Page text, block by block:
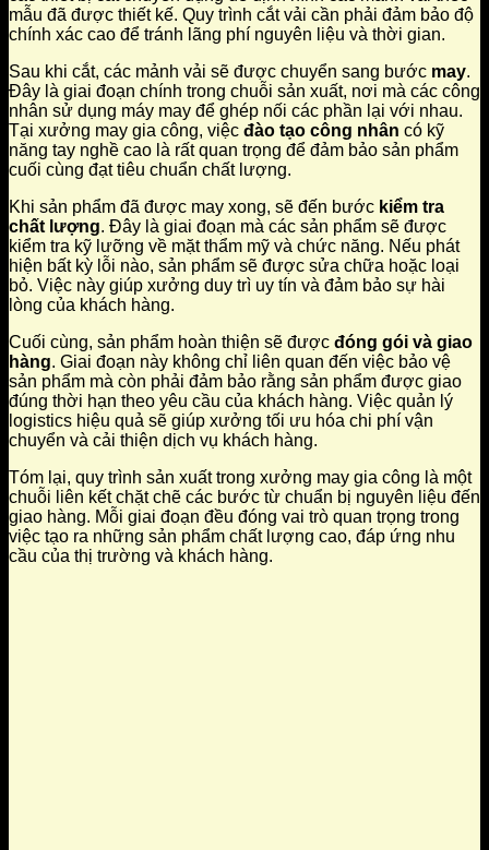
mẫu đã được thiết kế. Quy trình cắt vải cần phải đảm bảo độ
chính xác cao để tránh lãng phí nguyên liệu và thời gian.
Sau khi cắt, các mảnh vải sẽ được chuyển sang bước may.
Đây là giai đoạn chính trong chuỗi sản xuất, nơi mà các công
nhân sử dụng máy may để ghép nối các phần lại với nhau.
Tại xưởng may gia công, việc đào tạo công nhân có kỹ
năng tay nghề cao là rất quan trọng để đảm bảo sản phẩm
cuối cùng đạt tiêu chuẩn chất lượng.
Khi sản phẩm đã được may xong, sẽ đến bước kiểm tra
chất lượng. Đây là giai đoạn mà các sản phẩm sẽ được
kiểm tra kỹ lưỡng về mặt thẩm mỹ và chức năng. Nếu phát
hiện bất kỳ lỗi nào, sản phẩm sẽ được sửa chữa hoặc loại
bỏ. Việc này giúp xưởng duy trì uy tín và đảm bảo sự hài
lòng của khách hàng.
Cuối cùng, sản phẩm hoàn thiện sẽ được đóng gói và giao
hàng. Giai đoạn này không chỉ liên quan đến việc bảo vệ
sản phẩm mà còn phải đảm bảo rằng sản phẩm được giao
đúng thời hạn theo yêu cầu của khách hàng. Việc quản lý
logistics hiệu quả sẽ giúp xưởng tối ưu hóa chi phí vận
chuyển và cải thiện dịch vụ khách hàng.
Tóm lại, quy trình sản xuất trong xưởng may gia công là một
chuỗi liên kết chặt chẽ các bước từ chuẩn bị nguyên liệu đến
giao hàng. Mỗi giai đoạn đều đóng vai trò quan trọng trong
việc tạo ra những sản phẩm chất lượng cao, đáp ứng nhu
cầu của thị trường và khách hàng.